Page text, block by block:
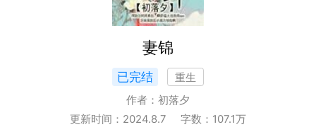
妻锦
已完结
重生
作者： 初落夕
更新时间： 2024.8.7 字数： 107.1万